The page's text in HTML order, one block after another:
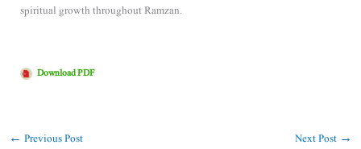
spiritual growth throughout Ramzan.
Download PDF
← Previous Post Next Post →